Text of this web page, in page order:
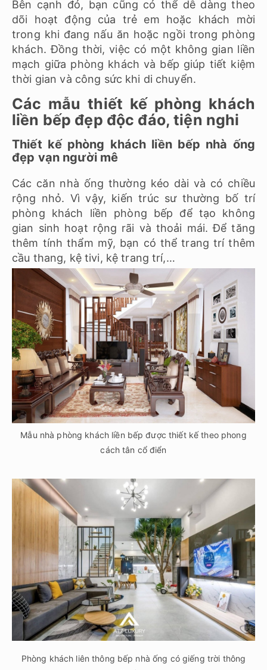
Bên cạnh đó, bạn cũng có thể dễ dàng theo
dõi hoạt động của trẻ em hoặc khách mời
trong khi đang nấu ăn hoặc ngồi trong phòng
khách. Đồng thời, việc có một không gian liền
mạch giữa phòng khách và bếp giúp tiết kiệm
thời gian và công sức khi di chuyển.
Các mẫu thiết kế phòng khách
liền bếp đẹp độc đáo, tiện nghi
Thiết kế phòng khách liền bếp nhà ống
đẹp vạn người mê
Các căn nhà ống thường kéo dài và có chiều
rộng nhỏ. Vì vậy, kiến trúc sư thường bố trí
phòng khách liền phòng bếp để tạo không
gian sinh hoạt rộng rãi và thoải mái. Để tăng
thêm tính thẩm mỹ, bạn có thể trang trí thêm
cầu thang, kệ tivi, kệ trang trí,…
Mẫu nhà phòng khách liền bếp được thiết kế theo phong
cách tân cổ điển
Phòng khách liên thông bếp nhà ống có giếng trời thông